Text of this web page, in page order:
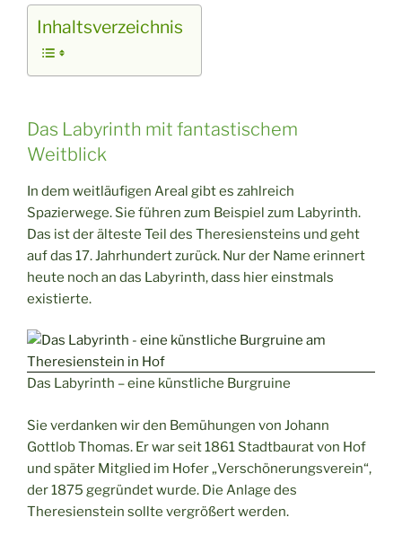
Inhaltsverzeichnis
Das Labyrinth mit fantastischem
Weitblick
In dem weitläufigen Areal gibt es zahlreich
Spazierwege. Sie führen zum Beispiel zum Labyrinth.
Das ist der älteste Teil des Theresiensteins und geht
auf das 17. Jahrhundert zurück. Nur der Name erinnert
heute noch an das Labyrinth, dass hier einstmals
existierte.
Das Labyrinth – eine künstliche Burgruine
Sie verdanken wir den Bemühungen von Johann
Gottlob Thomas. Er war seit 1861 Stadtbaurat von Hof
und später Mitglied im Hofer „Verschönerungsverein“,
der 1875 gegründet wurde. Die Anlage des
Theresienstein sollte vergrößert werden.